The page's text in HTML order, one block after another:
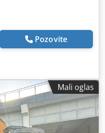
Pozovite
Mali oglas